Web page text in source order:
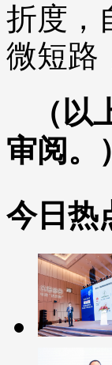
折度，
微短路
（
审阅。）
今日热